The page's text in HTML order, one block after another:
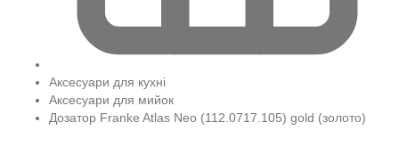
Аксесуари для кухні
Аксесуари для мийок
Дозатор Franke Atlas Neo (112.0717.105) gold (золото)